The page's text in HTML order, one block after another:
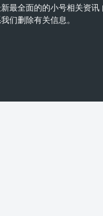
最全面的的小号相关资
们删除有关信息。